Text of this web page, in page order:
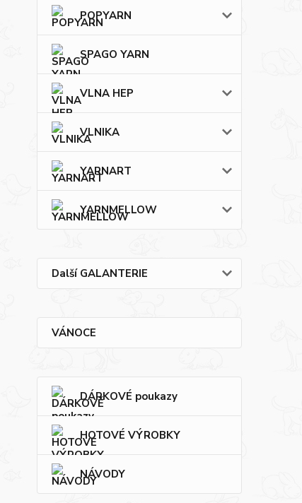
POPYARN
SPAGO YARN
VLNA HEP
VLNIKA
YARNART
YARNMELLOW
Další GALANTERIE
VÁNOCE
DÁRKOVÉ poukazy
HOTOVÉ VÝROBKY
NÁVODY